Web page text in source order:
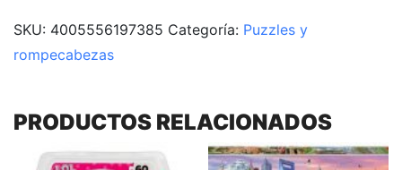
SKU: 4005556197385 Categoría: Puzzles y
rompecabezas
PRODUCTOS RELACIONADOS